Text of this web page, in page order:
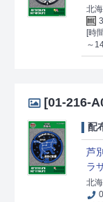
北
[時
～
[01-216-
配
芦
ラ
北